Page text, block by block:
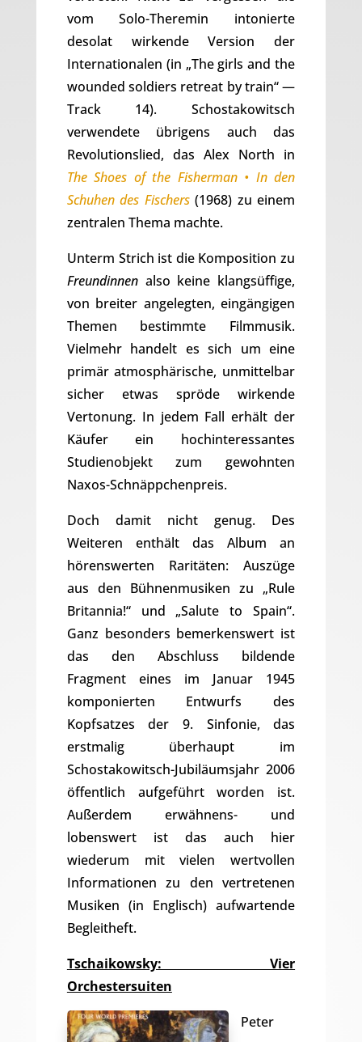
vom Solo-Theremin intonierte
desolat wirkende Version der
Internationalen (in „The girls and the
wounded soldiers retreat by train“ —
Track 14). Schostakowitsch
verwendete übrigens auch das
Revolutionslied, das Alex North in
The Shoes of the Fisherman • In den
Schuhen des Fischers(1968) zu einem
zentralen Thema machte.
Unterm Strich ist die Komposition zu
Freundinnenalso keine klangsüffige,
von breiter angelegten, eingängigen
Themen bestimmte Filmmusik.
Vielmehr handelt es sich um eine
primär atmosphärische, unmittelbar
sicher etwas spröde wirkende
Vertonung. In jedem Fall erhält der
Käufer ein hochinteressantes
Studienobjekt zum gewohnten
Naxos-Schnäppchenpreis.
Doch damit nicht genug. Des
Weiteren enthält das Album an
hörenswerten Raritäten: Auszüge
aus den Bühnenmusiken zu „Rule
Britannia!“ und „Salute to Spain“.
Ganz besonders bemerkenswert ist
das den Abschluss bildende
Fragment eines im Januar 1945
komponierten Entwurfs des
Kopfsatzes der 9. Sinfonie, das
erstmalig überhaupt im
Schostakowitsch-Jubiläumsjahr 2006
öffentlich aufgeführt worden ist.
Außerdem erwähnens- und
lobenswert ist das auch hier
wiederum mit vielen wertvollen
Informationen zu den vertretenen
Musiken (in Englisch) aufwartende
Begleitheft.
Tschaikowsky: Vier
Orchestersuiten
Peter